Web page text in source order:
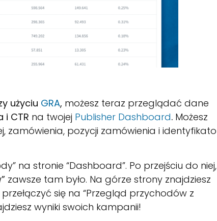
użyciu GRA, możesz teraz przeglądać dane
i CTR na twojej Publisher Dashboard. Możesz
zamówienia, pozycji zamówienia i
na stronie “Dashboard”. Po przejściu do niej,
zawsze tam było. Na górze strony znajdziesz
się na “Przegląd przychodów z
wyniki swoich kampanii!